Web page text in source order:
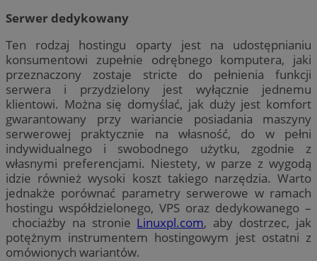
Serwer dedykowany
Ten rodzaj hostingu oparty jest na udostępnianiu
konsumentowi zupełnie odrębnego komputera, jaki
przeznaczony zostaje stricte do pełnienia funkcji
serwera i przydzielony jest wyłącznie jednemu
klientowi. Można się domyślać, jak duży jest komfort
gwarantowany przy wariancie posiadania maszyny
serwerowej praktycznie na własność, do w pełni
indywidualnego i swobodnego użytku, zgodnie z
własnymi preferencjami. Niestety, w parze z wygodą
idzie również wysoki koszt takiego narzędzia. Warto
jednakże porównać parametry serwerowe w ramach
hostingu współdzielonego, VPS oraz dedykowanego –
chociażby na stronie Linuxpl.com, aby dostrzec, jak
potężnym instrumentem hostingowym jest ostatni z
omówionych wariantów.